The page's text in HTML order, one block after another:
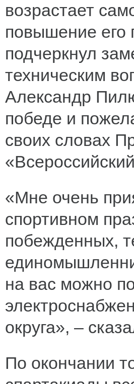
возрастает
повышение его
подчеркнул
техническим
Александр
победе и
своих словах
«Мне очень
спортивном
побежденных,
на вас можно
округа», –
По окончании